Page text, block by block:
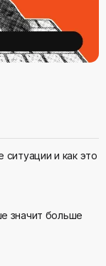
и как это
значит больше